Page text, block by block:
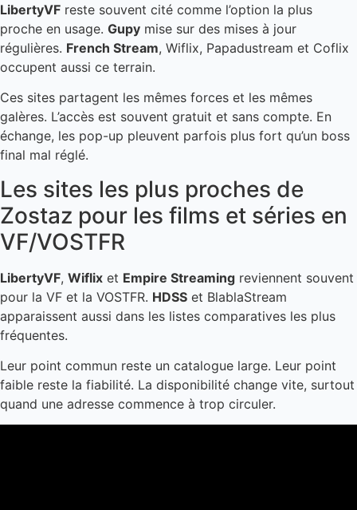
LibertyVF reste souvent cité comme l’option la plus
proche en usage. Gupy mise sur des mises à jour
régulières. French Stream, Wiflix, Papadustream et Coflix
occupent aussi ce terrain.
Ces sites partagent les mêmes forces et les mêmes
galères. L’accès est souvent gratuit et sans compte. En
échange, les pop-up pleuvent parfois plus fort qu’un boss
final mal réglé.
Les sites les plus proches de
Zostaz pour les films et séries en
VF/VOSTFR
LibertyVF, Wiflix et Empire Streaming reviennent souvent
pour la VF et la VOSTFR. HDSS et BlablaStream
apparaissent aussi dans les listes comparatives les plus
fréquentes.
Leur point commun reste un catalogue large. Leur point
faible reste la fiabilité. La disponibilité change vite, surtout
quand une adresse commence à trop circuler.